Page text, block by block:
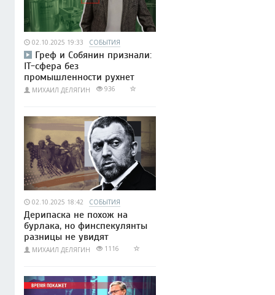
02.10.2025 19:33 СОБЫТИЯ
Греф и Собянин признали:
IT-сфера без
промышленности рухнет
МИХАИЛ ДЕЛЯГИН 936
02.10.2025 18:42 СОБЫТИЯ
Дерипаска не похож на
бурлака, но финспекулянты
разницы не увидят
МИХАИЛ ДЕЛЯГИН 1116